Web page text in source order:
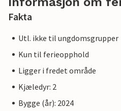
Fakta
Utl. ikke til ungdomsgrupper
Kun til ferieopphold
Ligger i fredet område
Kjæledyr: 2
Bygge (år): 2024